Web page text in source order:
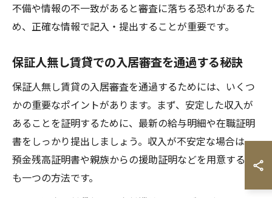
不備や情報の不一致があると審査に落ちる恐れがあるた
め、正確な情報で記入・提出することが重要です。
保証人無し賃貸での入居審査を通過する秘訣
保証人無し賃貸の入居審査を通過するためには、いくつ
かの重要なポイントがあります。まず、安定した収入が
あることを証明するために、最新の給与明細や在職証明
書をしっかり提出しましょう。収入が不安定な場合は、
預金残高証明書や親族からの援助証明などを用意するの
も一つの方法です。